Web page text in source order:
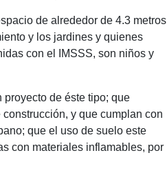
de alrededor de 4.3 metros
y los jardines y quienes
con el IMSSS, son niños y
de éste tipo; que
y que cumplan con
que el uso de suelo este
con materiales inflamables, por